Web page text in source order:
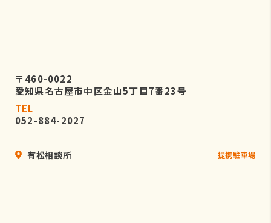
〒460-0022
愛知県名古屋市中区金山5丁目7番23号
TEL
052-884-2027
有松相談所 提携駐車場